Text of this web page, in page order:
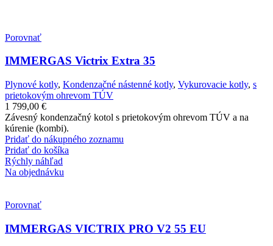
Porovnať
IMMERGAS Victrix Extra 35
Plynové kotly, Kondenzačné nástenné kotly, Vykurovacie kotly, s
prietokovým ohrevom TÚV
1 799,00 €
Závesný kondenzačný kotol s prietokovým ohrevom TÚV a na
kúrenie (kombi).
Pridať do nákupného zoznamu
Pridať do košíka
Rýchly náhľad
Na objednávku
Porovnať
IMMERGAS VICTRIX PRO V2 55 EU